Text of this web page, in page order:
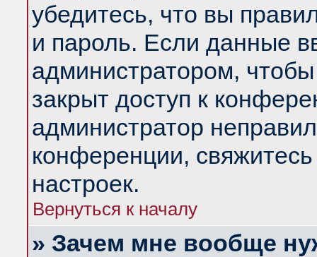
убедитесь, что вы
и пароль. Если данные
администратором,
закрыт доступ к
администратор
конференции,
настроек.
Вернуться к началу
» Зачем мне вообще